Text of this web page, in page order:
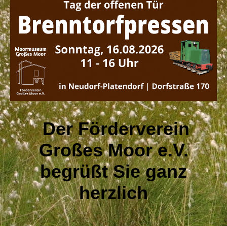
Der Förderverein
Großes Moor e.V.
begrüßt Sie ganz
herzlich